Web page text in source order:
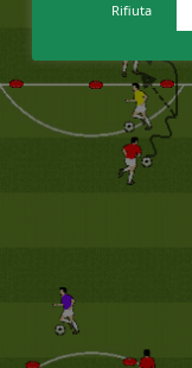
Rifiuta